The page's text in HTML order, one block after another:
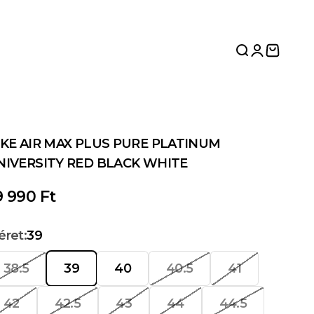
Keresés
FiókKosár
AIR MAX PLUS PURE PLATINUM
RED BLACK WHITE
ár
990 Ft
39
38.5 39 40 40.5 41
42 42.5 43 44 44.5